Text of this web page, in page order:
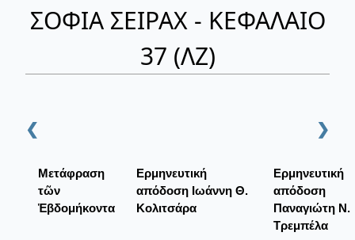
ΣΟΦΙΑ ΣΕΙΡΑΧ - ΚΕΦΑΛΑΙΟ
37 (ΛΖ)
❮ ❯
Μετάφραση
τῶν
Ἑβδομήκοντα
Ερμηνευτική
απόδοση Ιωάννη Θ.
Κολιτσάρα
Ερμηνευτική
απόδοση
Παναγιώτη Ν.
Τρεμπέλα